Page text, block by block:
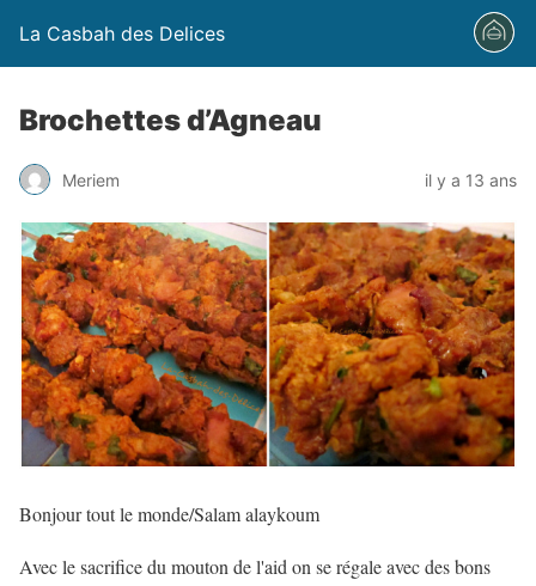
La Casbah des Delices
Brochettes d’Agneau
Meriem il y a 13 ans
Bonjour tout le monde/Salam alaykoum
Avec le sacrifice du mouton de l'aid on se régale avec des bons